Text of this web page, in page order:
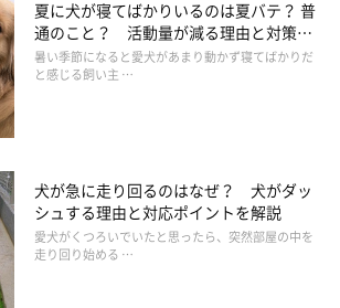
夏に犬が寝てばかりいるのは夏バテ？ 普
通のこと？ 活動量が減る理由と対策と
は
暑い季節になると愛犬があまり動かず寝てばかりだ
と感じる飼い主 …
犬が急に走り回るのはなぜ？ 犬がダッ
シュする理由と対応ポイントを解説
愛犬がくつろいでいたと思ったら、突然部屋の中を
走り回り始める …